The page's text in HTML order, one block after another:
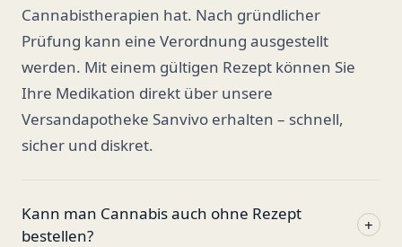
Cannabistherapien hat. Nach gründlicher
Prüfung kann eine Verordnung ausgestellt
werden. Mit einem gültigen Rezept können Sie
Ihre Medikation direkt über unsere
Versandapotheke Sanvivo erhalten – schnell,
sicher und diskret.
Kann man Cannabis auch ohne Rezept
bestellen?
+